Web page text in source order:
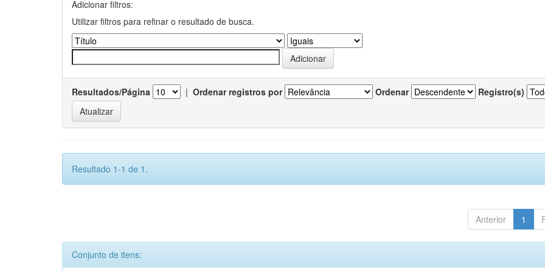
Adicionar filtros:
Utilizar filtros para refinar o resultado de busca.
Resultados/Página | Ordenar registros por Ordenar Registro(s)
Resultado 1-1 de 1.
Anterior 1
Conjunto de itens: